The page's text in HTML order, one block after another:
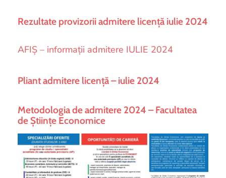
Rezultate provizorii admitere licență iulie 2024
AFIȘ – informații admitere IULIE 2024
Pliant admitere licență – iulie 2024
Metodologia de admitere 2024 – Facultatea
de Științe Economice